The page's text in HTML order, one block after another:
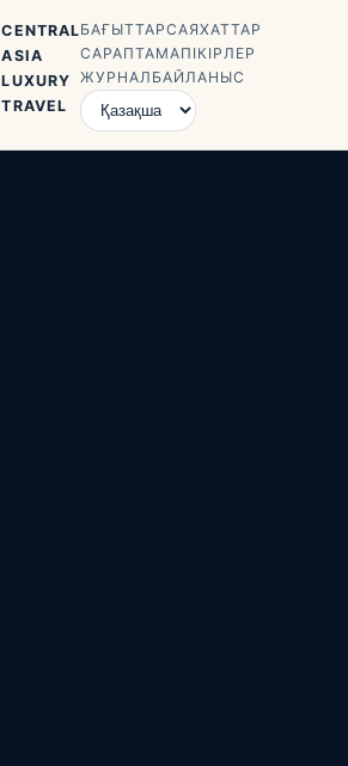
CENTRAL
ASIA
LUXURY
TRAVEL
БАҒЫТТАРСАЯХАТТАР
САРАПТАМАПІКІРЛЕР
ЖУРНАЛ БАЙЛАНЫС